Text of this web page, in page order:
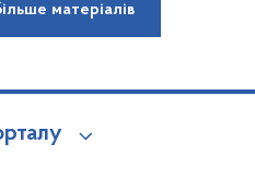
матеріалів